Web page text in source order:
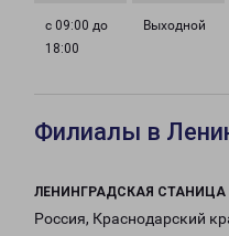
с 09:00 до
18:00
Выходной
Филиалы в
ЛЕНИНГРАДСКАЯ СТАНИЦА
Россия, Краснодарский